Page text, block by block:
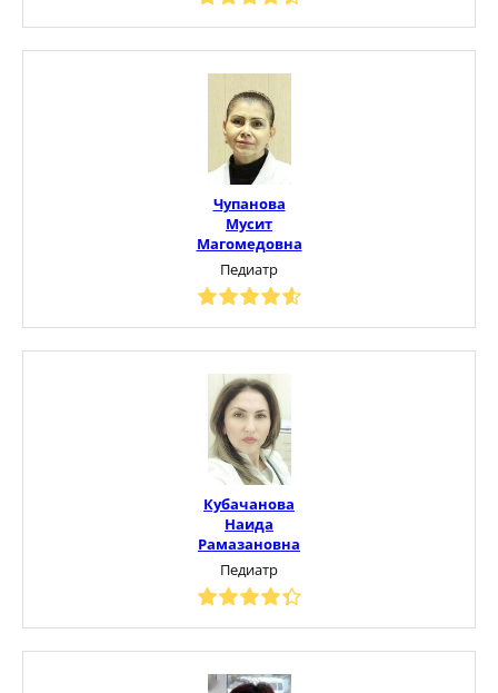
Чупанова
Мусит
Магомедовна
Педиатр
Кубачанова
Наида
Рамазановна
Педиатр